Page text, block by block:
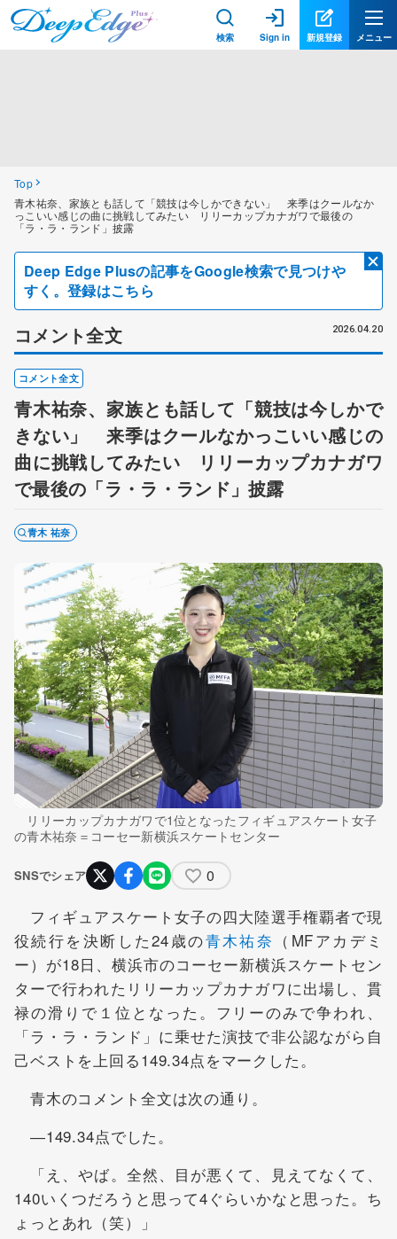
検索 Sign in 新規登録 メニュー
Top
青木祐奈、家族とも話して「競技は今しかできない」 来季はクールなか
っこいい感じの曲に挑戦してみたい リリーカップカナガワで最後の
「ラ・ラ・ランド」披露
Deep Edge Plusの記事をGoogle検索で見つけや
すく。登録はこちら
コメント全文 2026.04.20
コメント全文
青木祐奈、家族とも話して「競技は今しかで
きない」 来季はクールなかっこいい感じの
曲に挑戦してみたい リリーカップカナガワ
で最後の「ラ・ラ・ランド」披露
青木 祐奈
リリーカップカナガワで1位となったフィギュアスケート女子
の青木祐奈＝コーセー新横浜スケートセンター
SNSでシェア 0
フィギュアスケート女子の四大陸選手権覇者で現
役続行を決断した24歳の青木祐奈 （MFアカデミ
ー）が18日、横浜市のコーセー新横浜スケートセン
ターで行われたリリーカップカナガワに出場し、貫
禄の滑りで１位となった。フリーのみで争われ、
「ラ・ラ・ランド」に乗せた演技で非公認ながら自
己ベストを上回る149.34点をマークした。
青木のコメント全文は次の通り。
―149.34点でした。
「え、やば。全然、目が悪くて、見えてなくて、
140いくつだろうと思って4ぐらいかなと思った。ち
ょっとあれ（笑）」